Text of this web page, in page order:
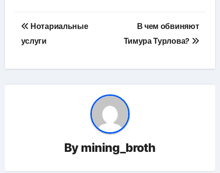
Навигация
по
Нотариальные
услуги
В чем обвиняют
Тимура Турлова?
By mining_broth